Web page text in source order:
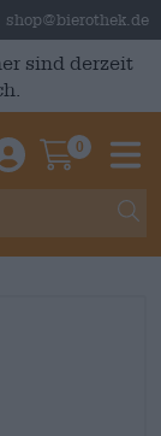
shop@bierothek.de
sind derzeit
Einloggen /
0